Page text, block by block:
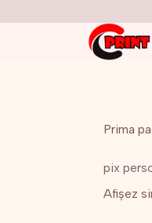
Prima
pix
Afișez